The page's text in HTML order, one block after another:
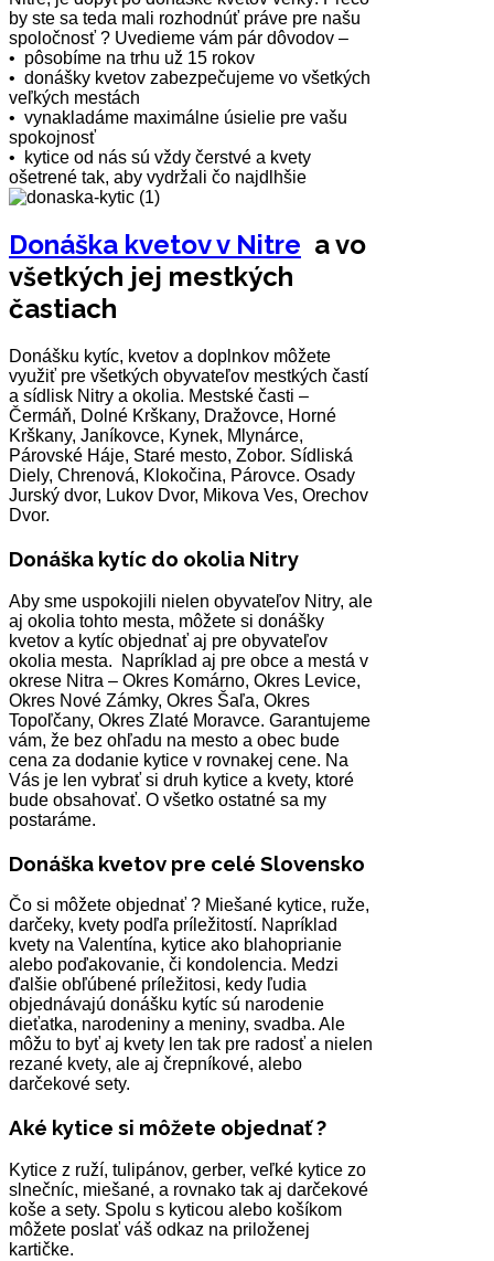
by ste sa teda mali rozhodnúť práve pre našu
spoločnosť ? Uvedieme vám pár dôvodov –
• pôsobíme na trhu už 15 rokov
• donášky kvetov zabezpečujeme vo všetkých
veľkých mestách
• vynakladáme maximálne úsielie pre vašu
spokojnosť
• kytice od nás sú vždy čerstvé a kvety
ošetrené tak, aby vydržali čo najdlhšie
Donáška kvetov v Nitre a vo
všetkých jej mestkých
častiach
Donášku kytíc, kvetov a doplnkov môžete
využiť pre všetkých obyvateľov mestkých častí
a sídlisk Nitry a okolia. Mestské časti –
Čermáň, Dolné Krškany, Dražovce, Horné
Krškany, Janíkovce, Kynek, Mlynárce,
Párovské Háje, Staré mesto, Zobor. Sídliská
Diely, Chrenová, Klokočina, Párovce. Osady
Jurský dvor, Lukov Dvor, Mikova Ves, Orechov
Dvor.
Donáška kytíc do okolia Nitry
Aby sme uspokojili nielen obyvateľov Nitry, ale
aj okolia tohto mesta, môžete si donášky
kvetov a kytíc objednať aj pre obyvateľov
okolia mesta. Napríklad aj pre obce a mestá v
okrese Nitra – Okres Komárno, Okres Levice,
Okres Nové Zámky, Okres Šaľa, Okres
Topoľčany, Okres Zlaté Moravce. Garantujeme
vám, že bez ohľadu na mesto a obec bude
cena za dodanie kytice v rovnakej cene. Na
Vás je len vybrať si druh kytice a kvety, ktoré
bude obsahovať. O všetko ostatné sa my
postaráme.
Donáška kvetov pre celé Slovensko
Čo si môžete objednať ? Miešané kytice, ruže,
darčeky, kvety podľa príležitostí. Napríklad
kvety na Valentína, kytice ako blahoprianie
alebo poďakovanie, či kondolencia. Medzi
ďalšie obľúbené príležitosi, kedy ľudia
objednávajú donášku kytíc sú narodenie
dieťatka, narodeniny a meniny, svadba. Ale
môžu to byť aj kvety len tak pre radosť a nielen
rezané kvety, ale aj črepníkové, alebo
darčekové sety.
Aké kytice si môžete objednať ?
Kytice z ruží, tulipánov, gerber, veľké kytice zo
slnečníc, miešané, a rovnako tak aj darčekové
koše a sety. Spolu s kyticou alebo košíkom
môžete poslať váš odkaz na priloženej
kartičke.